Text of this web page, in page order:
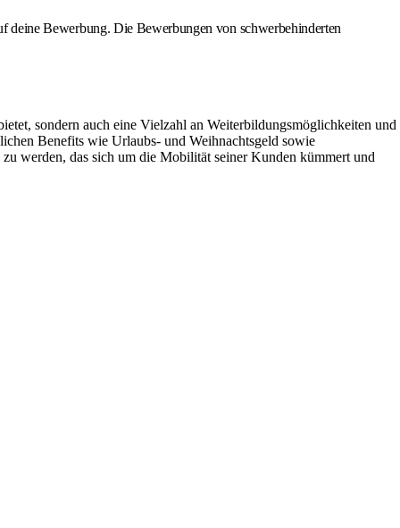
deine Bewerbung. Die Bewerbungen von schwerbehinderten
sondern auch eine Vielzahl an Weiterbildungsmöglichkeiten und
Benefits wie Urlaubs- und Weihnachtsgeld sowie
werden, das sich um die Mobilität seiner Kunden kümmert und